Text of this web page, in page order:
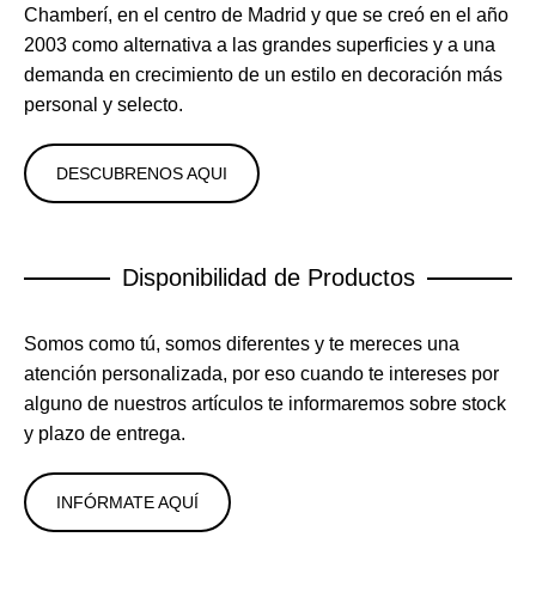
Chamberí, en el centro de Madrid y que se creó en el año
2003 como alternativa a las grandes superficies y a una
demanda en crecimiento de un estilo en decoración más
personal y selecto.
DESCUBRENOS AQUI
Disponibilidad de Productos
Somos como tú, somos diferentes y te mereces una
atención personalizada, por eso cuando te intereses por
alguno de nuestros artículos te informaremos sobre stock
y plazo de entrega.
INFÓRMATE AQUÍ